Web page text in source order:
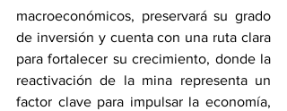
macroeconómicos, preservará su grado
de inversión y cuenta con una ruta clara
para fortalecer su crecimiento, donde la
reactivación de la mina representa un
factor clave para impulsar la economía,